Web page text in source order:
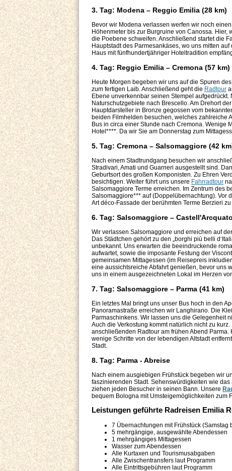
3. Tag: Modena – Reggio Emilia (28 km)
Bevor wir Modena verlassen werfen wir noch
Höhenmeter bis zur Burgruine von Canossa. Hier,
die Poebene schweifen. Anschließend startet die
Hauptstadt des Parmesankäses, wo uns mitten
Haus mit fünfhundertjähriger Hoteltradition
4. Tag: Reggio Emilia – Cremona (57 km)
Heute Morgen begeben wir uns auf die Spuren
zum fertigen Laib. Anschließend geht die Radtour
Ebene unverkennbar seinen Stempel
Naturschutzgebiete nach Brescello. Am Drehort
Hauptdarsteller in Bronze gegossen vom
beiden Filmhelden besuchen, welches zahlreiche
Bus in circa einer Stunde nach Cremona. Wenige
Hotel****. Da wir Sie am Donnerstag zum
5. Tag: Cremona – Salsomaggiore (42
Nach einem Stadtrundgang besuchen wir
Stradivari, Amati und Guarneri ausgestellt sind.
Geburtsort des großen Komponisten. Zu Ehren
besichtigen. Weiter führt uns unsere Fahrradtour
Salsomaggiore Terme erreichen. Im Zentrum des
Salsomaggiore*** auf (Doppelübernachtung). Vor
Art déco-Fassade der berühmten Terme Berzieri
6. Tag: Salsomaggiore –
Wir verlassen Salsomaggiore und erreichen auf
Das Städtchen gehört zu den „borghi più belli
unbekannt. Uns erwarten die beeindruckende
aufwartet, sowie die imposante Festung der
gemeinsamen Mittagessen (im Reisepreis
eine aussichtsreiche Abfahrt genießen, bevor uns
uns in einem ausgezeichneten Lokal im Herzen
7. Tag: Salsomaggiore – Parma (41 km)
Ein letztes Mal bringt uns unser Bus hoch in den
Panoramastraße erreichen wir Langhirano. Die
Parmaschinkens. Wir lassen uns die Gelegenheit
Auch die Verkostung kommt natürlich nicht zu
anschließenden Radtour am frühen Abend
wenige Schritte von der lebendigen Altstadt
Stadt.
8. Tag: Parma - Abreise
Nach einem ausgiebigen Frühstück begeben wir
faszinierenden Stadt. Sehenswürdigkeiten wie
ziehen jeden Besucher in seinen Bann. Unsere
bequem Bologna mit Umsteigemöglichkeiten zum
Leistungen geführte Radreisen Emilia
7 Übernachtungen mit Frühstück (Samstag
5 mehrgängige, ausgewählte Abendessen
1 mehrgängiges Mittagessen
Wasser zum Abendessen
Alle Kurtaxen und Tourismusabgaben
Alle Zwischentransfers laut Programm
Alle Eintrittsgebühren laut Programm